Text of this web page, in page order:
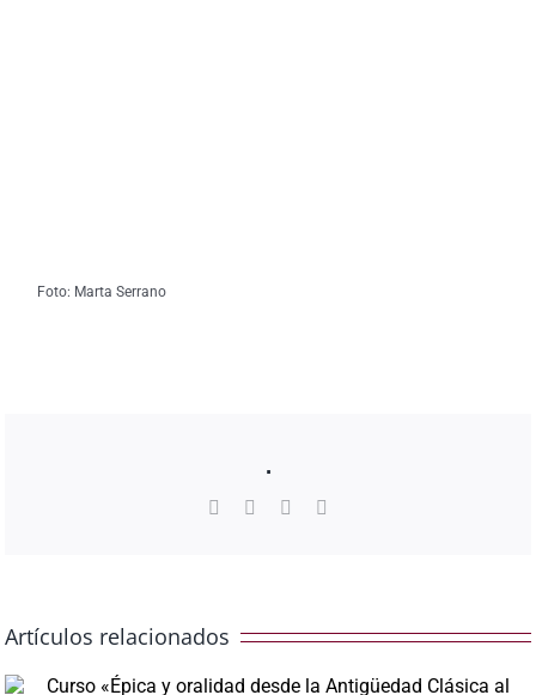
Foto: Marta Serrano
.
Facebook
TwitterWhatsApp
Artículos relacionados